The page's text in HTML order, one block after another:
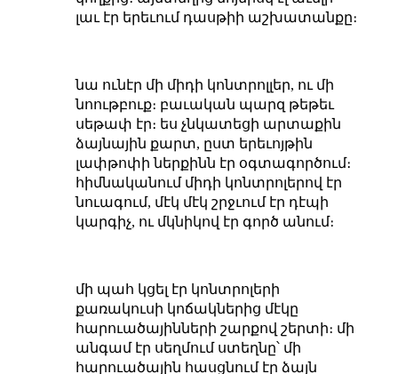
լաւ էր երեւում դասթիի աշխատանքը։
նա ունէր մի միդի կոնտրոլլեր, ու մի
նոութբուք։ բաւական պարզ թեթեւ
սեթափ էր։ ես չնկատեցի արտաքին
ձայնային քարտ, ըստ երեւոյթին
լափթոփի ներքինն էր օգտագործում։
հիմնականում միդի կոնտրոլերով էր
նուագում, մէկ մէկ շրջւում էր դէպի
կարգիչ, ու մկնիկով էր գործ անում։
մի պահ կցել էր կոնտրոլերի
քառակուսի կոճակներից մէկը
հարուածայինների շարքով շերտի։ մի
անգամ էր սեղմում ստեղնը՝ մի
հարուածային հասցնում էր ձայն